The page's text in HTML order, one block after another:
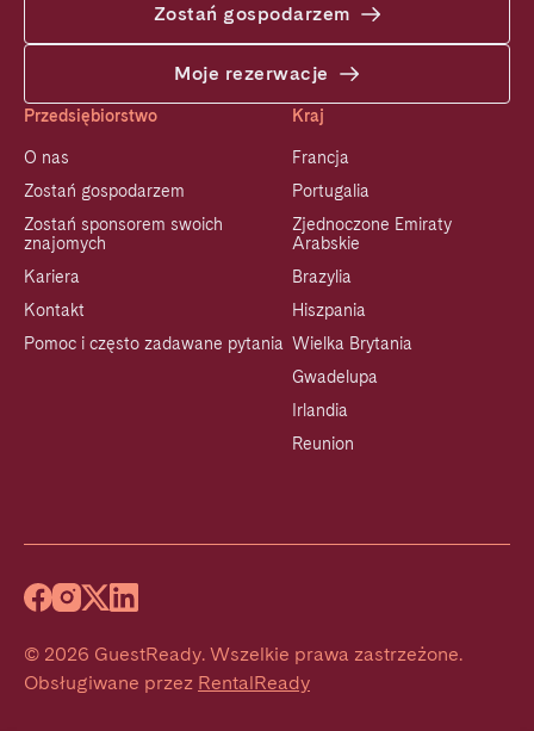
Zostań gospodarzem
Moje rezerwacje
Przedsiębiorstwo
O nas
Zostań gospodarzem
Zostań sponsorem swoich
znajomych
Kariera
Kontakt
Pomoc i często zadawane pytania
Kraj
Francja
Portugalia
Zjednoczone Emiraty
Arabskie
Brazylia
Hiszpania
Wielka Brytania
Gwadelupa
Irlandia
Reunion
© 2026 GuestReady. Wszelkie prawa zastrzeżone.
Obsługiwane przez RentalReady